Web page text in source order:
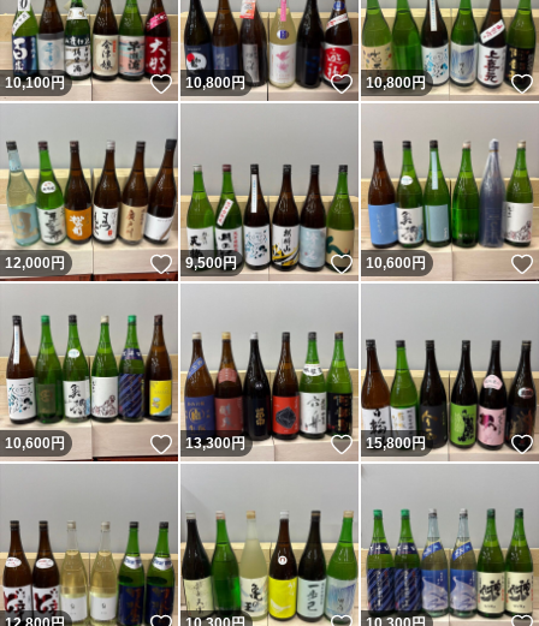
10,100円 いいね！
10,800円 いいね！
10,800円
12,000円 いいね！
9,500円 いいね！
10,600円
10,600円 いいね！
13,300円 いいね！
15,800円